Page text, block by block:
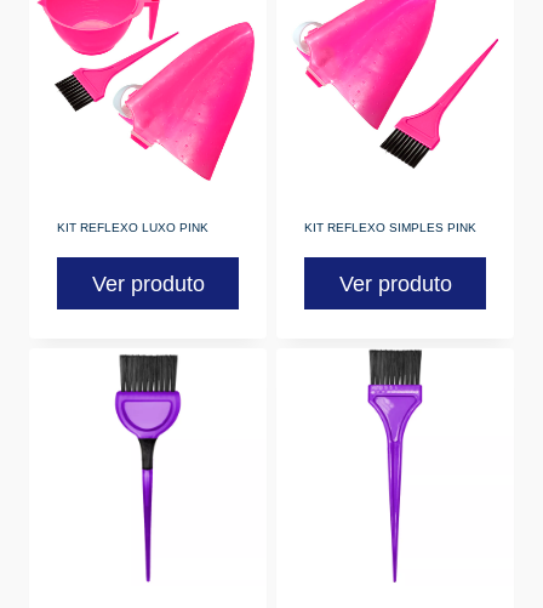
KIT REFLEXO LUXO PINK
Ver produto
KIT REFLEXO SIMPLES PINK
Ver produto